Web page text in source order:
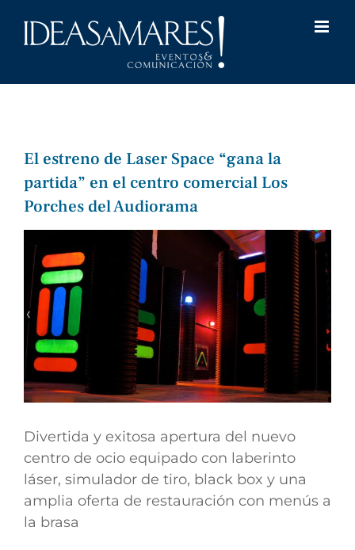
El estreno de Laser Space “gana la
partida” en el centro comercial Los
Porches del Audiorama
imagen
más
grande
Divertida y exitosa apertura del nuevo
centro de ocio equipado con laberinto
láser, simulador de tiro, black box y una
amplia oferta de restauración con menús a
la brasa